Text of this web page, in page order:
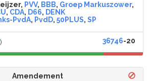
PVV, BBB, Groep Markuszower,
, CDA, D66, DENK
PvdA, PvdD, 50PLUS, SP
) 36746-20
Amendement